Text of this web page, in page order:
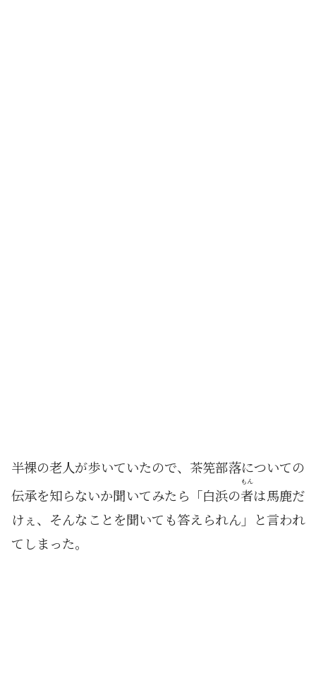
半裸の老人が歩いていたので、茶筅部落についての
伝承を知らないか聞いてみたら「白浜の者
もん
は馬鹿だ
けぇ、そんなことを聞いても答えられん」と言われ
てしまった。